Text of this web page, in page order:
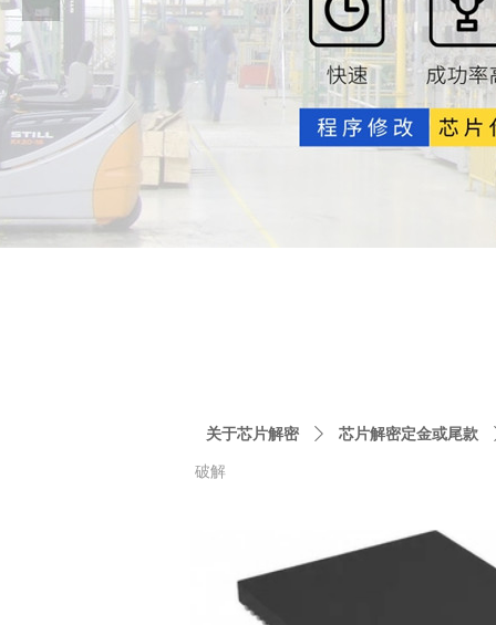
关于芯片解密 ꄲ 芯片解密定金或尾款
破解